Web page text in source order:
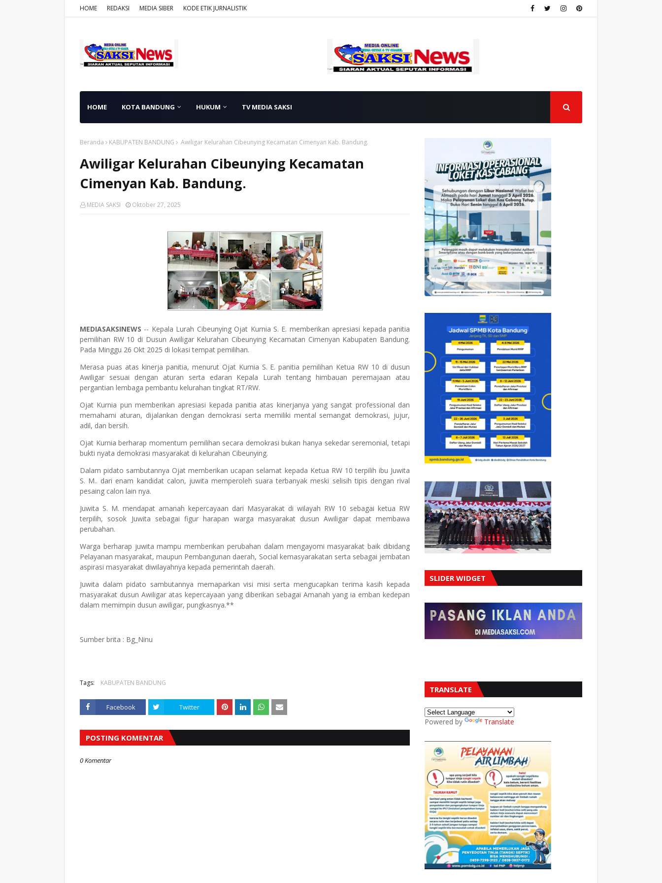
HOME REDAKSI MEDIA SIBER KODE ETIK JURNALISTIK
HOME KOTA BANDUNG HUKUM TV MEDIA SAKSI
Beranda KABUPATEN BANDUNG Awiligar Kelurahan Cibeunying Kecamatan Cimenyan Kab. Bandung.
Awiligar Kelurahan Cibeunying Kecamatan
Cimenyan Kab. Bandung.
MEDIA SAKSI Oktober 27, 2025
MEDIASAKSINEWS -- Kepala Lurah Cibeunying Ojat Kurnia S. E. memberikan apresiasi kepada panitia
pemilihan RW 10 di Dusun Awiligar Kelurahan Cibeunying Kecamatan Cimenyan Kabupaten Bandung.
Pada Minggu 26 Okt 2025 di lokasi tempat pemilihan.
Merasa puas atas kinerja panitia, menurut Ojat Kurnia S. E. panitia pemilihan Ketua RW 10 di dusun
Awiligar sesuai dengan aturan serta edaran Kepala Lurah tentang himbauan peremajaan atau
pergantian lembaga pembantu kelurahan tingkat RT/RW.
Ojat Kurnia pun memberikan apresiasi kepada panitia atas kinerjanya yang sangat professional dan
memahami aturan, dijalankan dengan demokrasi serta memiliki mental semangat demokrasi, jujur,
adil, dan bersih.
Ojat Kurnia berharap momentum pemilihan secara demokrasi bukan hanya sekedar seremonial, tetapi
bukti nyata demokrasi masyarakat di kelurahan Cibeunying.
Dalam pidato sambutannya Ojat memberikan ucapan selamat kepada Ketua RW 10 terpilih ibu Juwita
S. M.. dari enam kandidat calon, juwita memperoleh suara terbanyak meski selisih tipis dengan rival
pesaing calon lain nya.
Juwita S. M. mendapat amanah kepercayaan dari Masyarakat di wilayah RW 10 sebagai ketua RW
terpilih, sosok Juwita sebagai figur harapan warga masyarakat dusun Awiligar dapat membawa
perubahan.
Warga berharap juwita mampu memberikan perubahan dalam mengayomi masyarakat baik dibidang
Pelayanan masyarakat, maupun Pembangunan daerah, Social kemasyarakatan serta sebagai jembatan
aspirasi masyarakat diwilayahnya kepada pemerintah daerah.
Juwita dalam pidato sambutannya memaparkan visi misi serta mengucapkan terima kasih kepada
masyarakat dusun Awiligar atas kepercayaan yang diberikan sebagai Amanah yang ia emban kedepan
dalam memimpin dusun awiligar, pungkasnya.**
Sumber brita : Bg_Ninu
Tags: KABUPATEN BANDUNG
Facebook Twitter
POSTING KOMENTAR
0 Komentar
SLIDER WIDGET
TRANSLATE
Powered by Translate